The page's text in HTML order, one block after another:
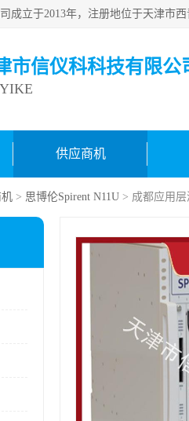
市信仪科科技有限公
供应商机
> 思博伦Spirent N11U > 成都应用